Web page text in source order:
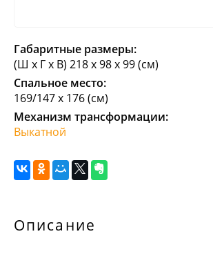
Габаритные размеры:
(Ш х Г х В) 218 х 98 х 99 (см)
Спальное место:
169/147 х 176 (см)
Механизм трансформации:
Выкатной
Описание